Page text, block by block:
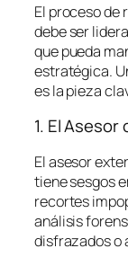
El proceso de
debe ser
que pueda
estratégica.
es la pieza
1. El
El asesor
tiene sesgos
recortes
análisis
disfrazados o